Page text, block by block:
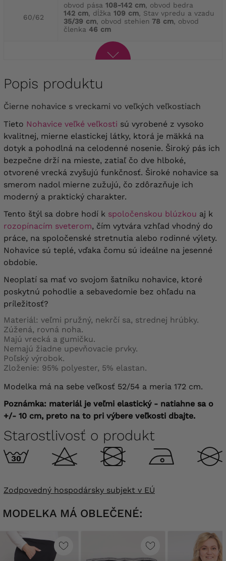
60/62
obvod pása 108-142 cm, obvod bedra
142 cm, dĺžka 109 cm, Stav vpredu a vzadu
35/39 cm, obvod stehien 78 cm, obvod
členka 46 cm
Popis produktu
Čierne nohavice s vreckami vo veľkých veľkostiach
Tieto Nohavice veľké veľkosti sú vyrobené z vysoko
kvalitnej, mierne elastickej látky, ktorá je mäkká na
dotyk a pohodlná na celodenné nosenie. Široký pás ich
bezpečne drží na mieste, zatiaľ čo dve hlboké,
otvorené vrecká zvyšujú funkčnosť. Široké nohavice sa
smerom nadol mierne zužujú, čo zdôrazňuje ich
moderný a praktický charakter.
Tento štýl sa dobre hodí k spoločenskou blúzkou aj k
rozopínacím sveterom, čím vytvára vzhľad vhodný do
práce, na spoločenské stretnutia alebo rodinné výlety.
Nohavice sú teplé, vďaka čomu sú ideálne na jesenné
obdobie.
Neoplatí sa mať vo svojom šatníku nohavice, ktoré
poskytnú pohodlie a sebavedomie bez ohľadu na
príležitosť?
Materiál: veľmi pružný, nekrčí sa, strednej hrúbky.
Zúžená, rovná noha.
Majú vrecká a gumičku.
Nemajú žiadne upevňovacie prvky.
Poľský výrobok.
Zloženie: 95% polyester, 5% elastan.
Modelka má na sebe veľkosť 52/54 a meria 172 cm.
Poznámka: materiál je veľmi elastický - natiahne sa o
+/- 10 cm, preto na to pri výbere veľkosti dbajte.
Starostlivosť o produkt
Zodpovedný hospodársky subjekt v EÚ
MODELKA MÁ OBLEČENÉ: